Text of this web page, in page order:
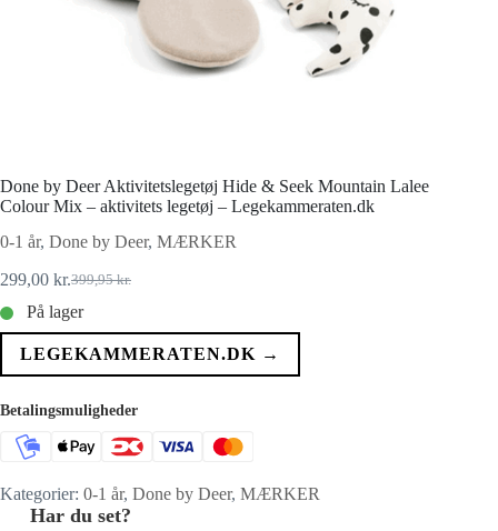
Done by Deer Aktivitetslegetøj Hide & Seek Mountain Lalee
Colour Mix – aktivitets legetøj – Legekammeraten.dk
0-1 år, Done by Deer, MÆRKER
399,95kr.
Den
oprindelige
pris
var:
299,00 kr.Den
aktuelle
pris
er:
På lager
LEGEKAMMERATEN.DK →
Betalingsmuligheder
Kategorier: 0-1 år, Done by Deer, MÆRKER
Har du set?